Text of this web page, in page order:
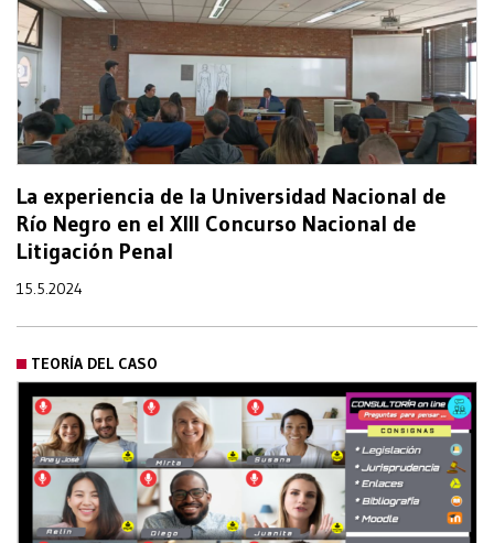
La experiencia de la Universidad Nacional de
Río Negro en el XIII Concurso Nacional de
Litigación Penal
15.5.2024
TEORÍA DEL CASO